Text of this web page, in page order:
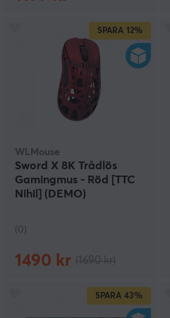
SPARA 12%
WLMouse
Sword X 8K Trådlös
Gamingmus - Röd [TTC
Nihil] (DEMO)
(0)
1490 kr
SPARA 43%